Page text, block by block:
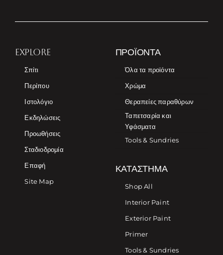
EXPLORE
Σπίτι
Περίπου
Ιστολόγιο
Εκδηλώσεις
Προωθήσεις
Σταδιοδρομία
Επαφή
Site Map
ΠΡΟΪΌΝΤΑ
Όλα τα προϊόντα
Χρώμα
Θεραπείες παραθύρων
Ταπετσαρία και
Υφάσματα
Tools & Sundries
ΚΑΤΆΣΤΗΜΑ
Shop All
Interior Paint
Exterior Paint
Primer
Tools & Sundries